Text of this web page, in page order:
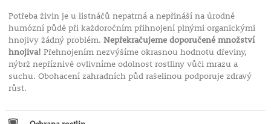
Potřeba živin je u listnáčů nepatrná a nepřináší na úrodné
humózní půdě při každoročním přihnojení plnými organickými
hnojivy žádný problém. Nepřekračujeme doporučené množství
hnojiva! Přehnojením nezvýšíme okrasnou hodnotu dřeviny,
nýbrž nepříznivě ovlivníme odolnost rostliny vůči mrazu a
suchu. Obohacení zahradních půd rašelinou podporuje zdravý
růst.